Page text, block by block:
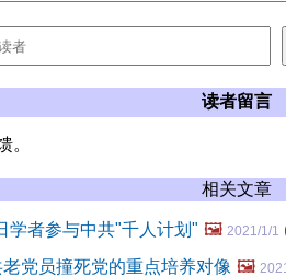
读者留言
。
相关文章
学者参与中共"千人计划" 🖼️ 2021/1/1
党员撞死党的重点培养对像 🖼️